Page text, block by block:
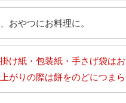
おやつにお料理に。
け紙・包装紙・手さげ袋はお
がりの際は餅をのどにつま